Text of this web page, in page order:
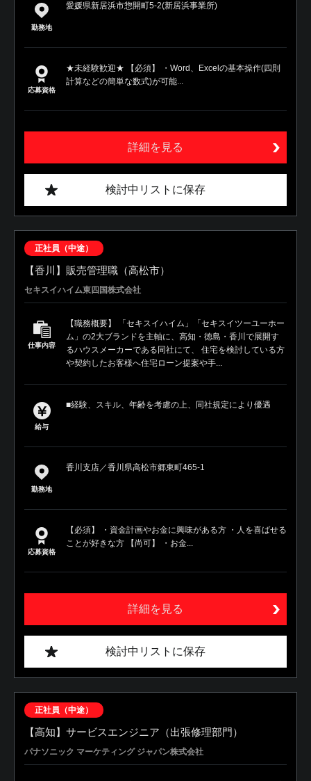
勤務地
愛媛県新居浜市惣開町5-2(新居浜事業所)
応募資格
★未経験歓迎★ 【必須】 ・Word、Excelの基本操作(四則
計算などの簡単な数式)が可能...
詳細を見る
検討中リストに保存
正社員（中途）
【香川】販売管理職（高松市）
セキスイハイム東四国株式会社
仕事内容
【職務概要】 「セキスイハイム」「セキスイツーユーホー
ム」の2大ブランドを主軸に、高知・徳島・香川で展開す
るハウスメーカーである同社にて、 住宅を検討している方
や契約したお客様へ住宅ローン提案や手...
給与
■経験、スキル、年齢を考慮の上、同社規定により優遇
勤務地
香川支店／香川県高松市郷東町465-1
応募資格
【必須】 ・資金計画やお金に興味がある方 ・人を喜ばせる
ことが好きな方 【尚可】 ・お金...
詳細を見る
検討中リストに保存
正社員（中途）
【高知】サービスエンジニア（出張修理部門）
パナソニック マーケティング ジャパン株式会社